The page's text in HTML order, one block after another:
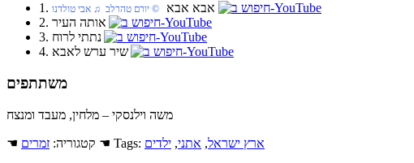
1. אבא אבא © יורם טהרלב ♫ אבי טולדנו
2. אותה העיר
3. נתתי לרוח
4. שיר ערש לאבא
משתתפים
משה וילנסקי – מלחין, מעבד ומנצח
☚ קטגוריה: זמרים ☚ Tags: ארץ ישראל, אתני, ילדים